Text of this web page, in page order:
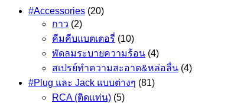
#Accessories (20)
กาว (2)
คีมคีบแบตเตอรี่ (10)
พัดลมระบายความร้อน (4)
สเปรย์ทำความสะอาด&หล่อลื่น (4)
#Plug และ Jack แบบต่างๆ (81)
RCA (ติดแท่น) (5)